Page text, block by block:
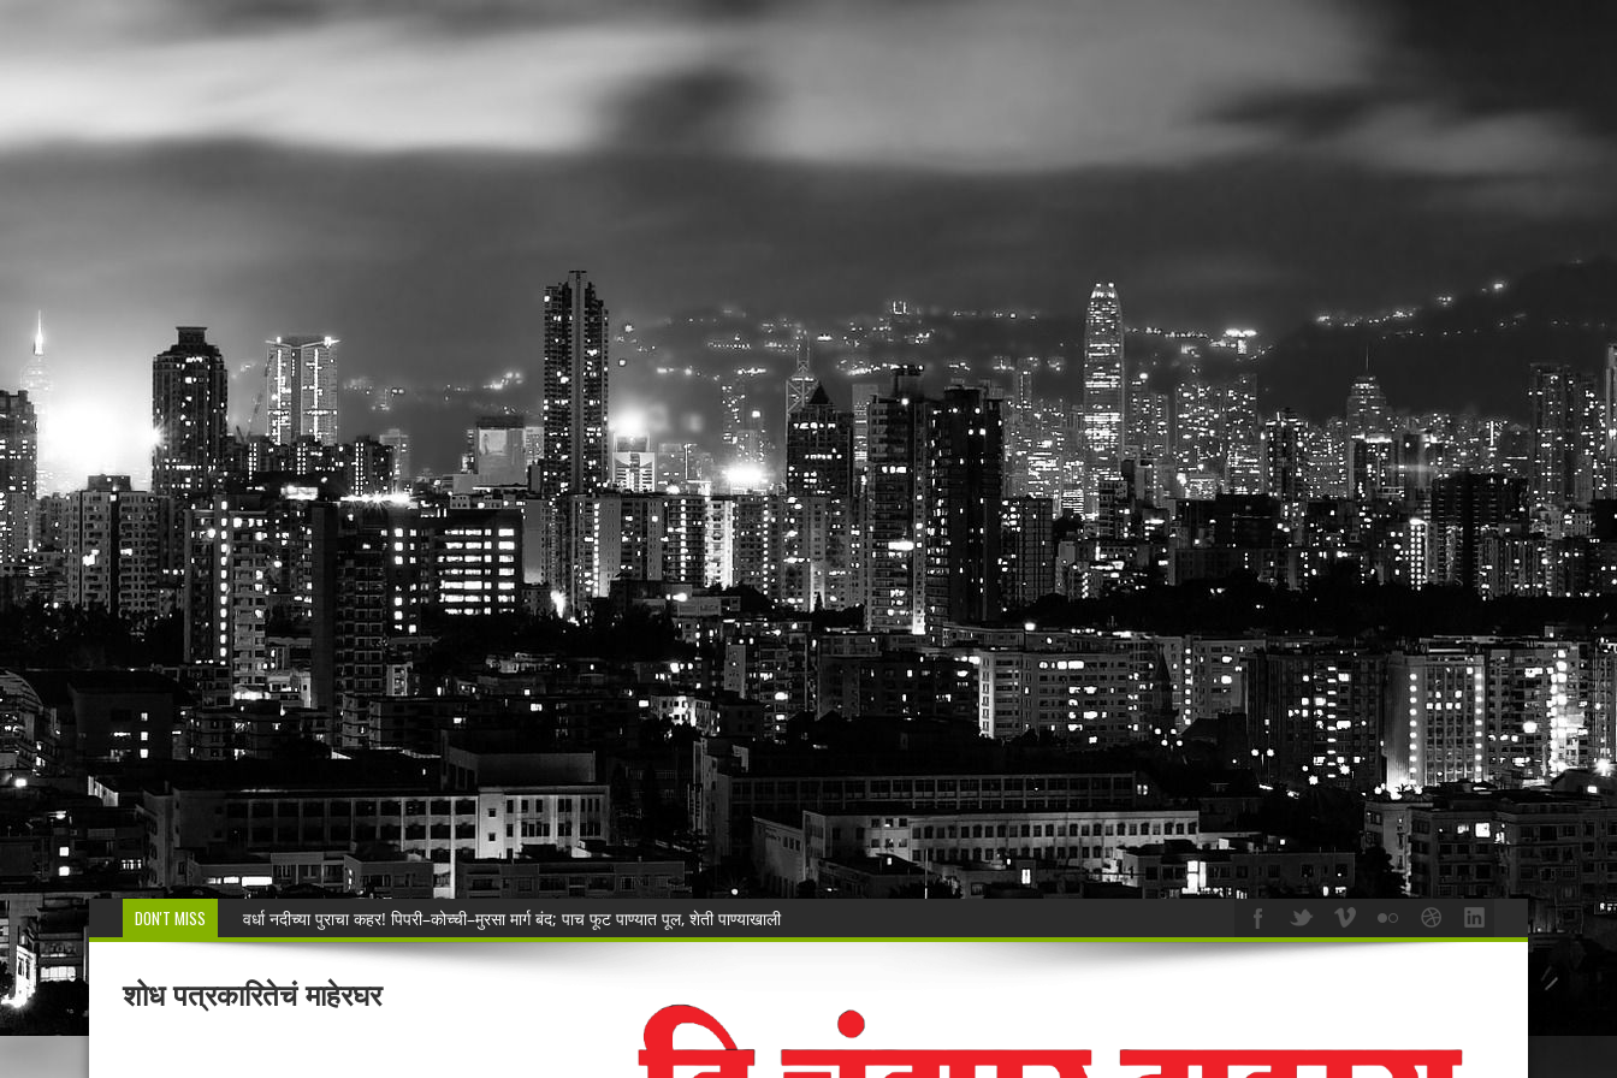
DON'T MISS
वर्धा नदीच्या पुराचा कहर! पिपरी–कोच्ची–मुरसा मार्ग बंद; पाच फूट पाण्यात पूल, शेती पाण्याखाली
बसस्थानकाजवळील ₹६ लाखांच्या घरफोडीचा छडा!
वीरूर पोलिसांचा गौ तस्करीवर ‘सर्जिकल स्ट्राईक’!
नगरपंचायत क्षेत्रातील विद्यार्थ्यांनाही नवोदय विद्यालयाच्या ग्रामीण कोट्यातून प्रवेश; सर्वोच्च न्यायालयाचा ऐतिहासिक निर्णय.
वाघाच्या हल्यात बैल ठार.टेकाडी दिक्षीत येथील घटना,शेतकऱ्याचे नुकसान.
शोध पत्रकारितेचं माहेरघर